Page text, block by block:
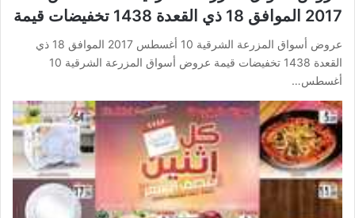
2017 الموافق 18 ذي القعدة 1438 تخفيضات قيمة
عروض أسواق المزرعة الشرقية 10 أغسطس 2017 الموافق 18 ذي
القعدة 1438 تخفيضات قيمة عروض أسواق المزرعة الشرقية 10
أغسطس…